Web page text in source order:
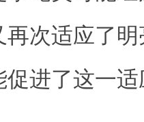
再次适应了
促进了这一